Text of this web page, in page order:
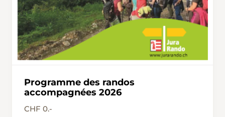
Programme des randos
accompagnées 2026
CHF 0.-